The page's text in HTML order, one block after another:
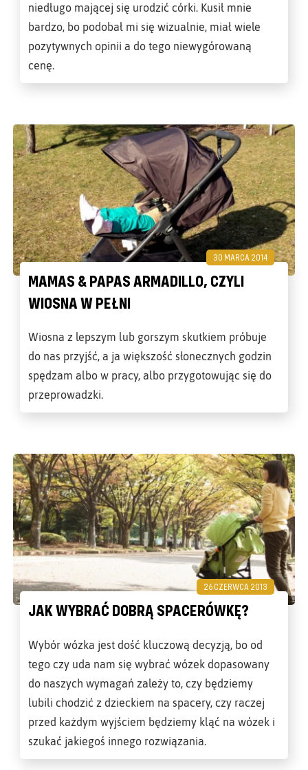
niedługo mającej się urodzić córki. Kusił mnie
bardzo, bo podobał mi się wizualnie, miał wiele
pozytywnych opinii a do tego niewygórowaną
cenę.
30 MARCA 2014
MAMAS & PAPAS ARMADILLO, CZYLI
WIOSNA W PEŁNI
Wiosna z lepszym lub gorszym skutkiem próbuje
do nas przyjść, a ja większość słonecznych godzin
spędzam albo w pracy, albo przygotowując się do
przeprowadzki.
26 CZERWCA 2013
JAK WYBRAĆ DOBRĄ SPACERÓWKĘ?
Wybór wózka jest dość kluczową decyzją, bo od
tego czy uda nam się wybrać wózek dopasowany
do naszych wymagań zależy to, czy będziemy
lubili chodzić z dzieckiem na spacery, czy raczej
przed każdym wyjściem będziemy kląć na wózek i
szukać jakiegoś innego rozwiązania.